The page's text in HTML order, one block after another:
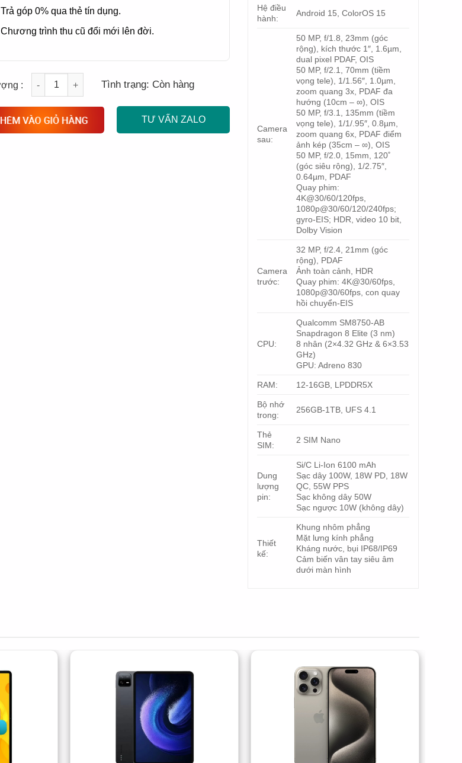
Trả góp 0% qua thẻ tín dụng.
Chương trình thu cũ đổi mới lên đời.
Quantity
Tình trạng: Còn hàng
TƯ VẤN ZALO
Hệ điều
hành:
Android 15, ColorOS 15
Camera
sau:
50 MP, f/1.8, 23mm (góc
rộng), kích thước 1″, 1.6µm,
dual pixel PDAF, OIS
50 MP, f/2.1, 70mm (tiềm
vọng tele), 1/1.56″, 1.0µm,
zoom quang 3x, PDAF đa
hướng (10cm – ∞), OIS
50 MP, f/3.1, 135mm (tiềm
vọng tele), 1/1/.95″, 0.8µm,
zoom quang 6x, PDAF điểm
ảnh kép (35cm – ∞), OIS
50 MP, f/2.0, 15mm, 120˚
(góc siêu rộng), 1/2.75″,
0.64µm, PDAF
Quay phim:
4K@30/60/120fps,
1080p@30/60/120/240fps;
gyro-EIS; HDR, video 10 bit,
Dolby Vision
Camera
trước:
32 MP, f/2.4, 21mm (góc
rộng), PDAF
Ảnh toàn cảnh, HDR
Quay phim: 4K@30/60fps,
1080p@30/60fps, con quay
hồi chuyển-EIS
CPU:
Qualcomm SM8750-AB
Snapdragon 8 Elite (3 nm)
8 nhân (2×4.32 GHz & 6×3.53
GHz)
GPU: Adreno 830
RAM: 12-16GB, LPDDR5X
Bộ nhớ
trong:
256GB-1TB, UFS 4.1
Thẻ
SIM:
2 SIM Nano
Dung
lượng
pin:
Si/C Li-Ion 6100 mAh
Sạc dây 100W, 18W PD, 18W
QC, 55W PPS
Sạc không dây 50W
Sạc ngược 10W (không dây)
Thiết
kế:
Khung nhôm phẳng
Mặt lưng kính phẳng
Kháng nước, bụi IP68/IP69
Cảm biến vân tay siêu âm
dưới màn hình